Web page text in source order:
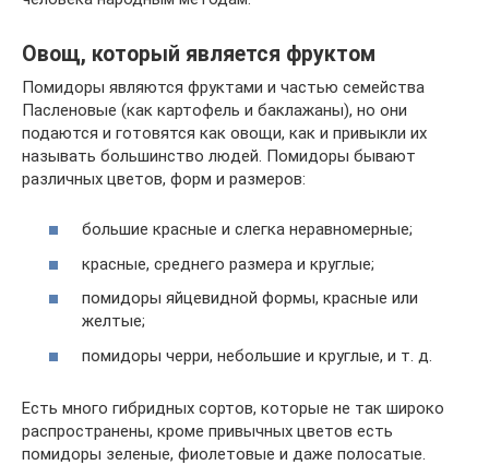
Овощ, который является фруктом
Помидоры являются фруктами и частью семейства
Пасленовые (как картофель и баклажаны), но они
подаются и готовятся как овощи, как и привыкли их
называть большинство людей. Помидоры бывают
различных цветов, форм и размеров:
большие красные и слегка неравномерные;
красные, среднего размера и круглые;
помидоры яйцевидной формы, красные или
желтые;
помидоры черри, небольшие и круглые, и т. д.
Есть много гибридных сортов, которые не так широко
распространены, кроме привычных цветов есть
помидоры зеленые, фиолетовые и даже полосатые.